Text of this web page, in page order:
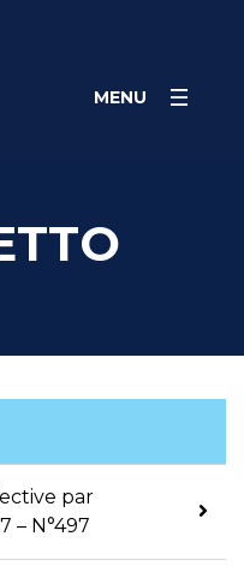
MENU
par
– N°497